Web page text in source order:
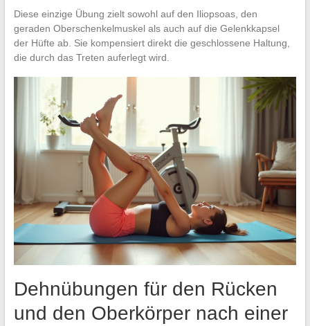
Diese einzige Übung zielt sowohl auf den Iliopsoas, den
geraden Oberschenkelmuskel als auch auf die Gelenkkapsel
der Hüfte ab. Sie kompensiert direkt die geschlossene Haltung,
die durch das Treten auferlegt wird.
Dehnübungen für den Rücken
und den Oberkörper nach einer